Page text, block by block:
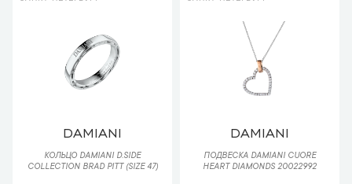
DAMIANI
КОЛЬЦО DAMIANI D.SIDE
COLLECTION BRAD PITT (SIZE 47)
DAMIANI
ПОДВЕСКА DAMIANI CUORE
HEART DIAMONDS 20022992